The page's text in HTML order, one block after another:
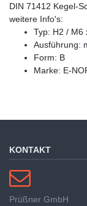
DIN 71412 Kegel-
weitere Info's:
Typ: H2 / M6
Ausführung:
Form: B
Marke: E-
KONTAKT
Prüßner GmbH